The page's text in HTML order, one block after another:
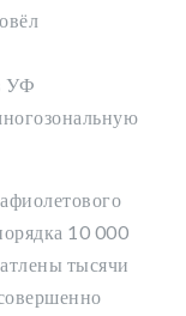
УФ
10 000
тысячи